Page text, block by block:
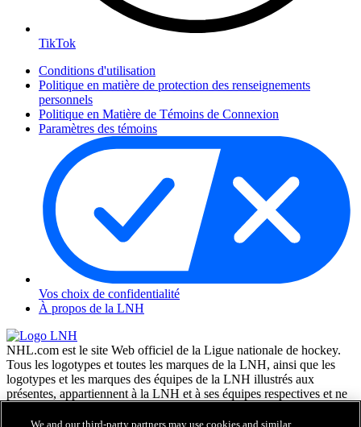
TikTok
Conditions d'utilisation
Politique en matière de protection des renseignements
personnels
Politique en Matière de Témoins de Connexion
Paramètres des témoins
Vos choix de confidentialité
À propos de la LNH
NHL.com est le site Web officiel de la Ligue nationale de hockey.
Tous les logotypes et toutes les marques de la LNH, ainsi que les
logotypes et les marques des équipes de la LNH illustrés aux
présentes, appartiennent à la LNH et à ses équipes respectives et ne
Enterprises, L.P. © LNH 2026. Tous droits réservés. Tous les
We and our third-party partners may use cookies and similar